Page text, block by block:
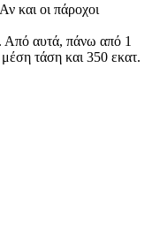
και οι πάροχοι
Από αυτά, πάνω από 1
μέση τάση και 350 εκατ.